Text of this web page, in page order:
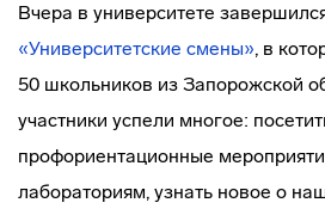
Вчера в университете
«Университетские смены», в
50 школьников из Запорожской
участники успели многое:
профориентационные
лабораториям, узнать новое о